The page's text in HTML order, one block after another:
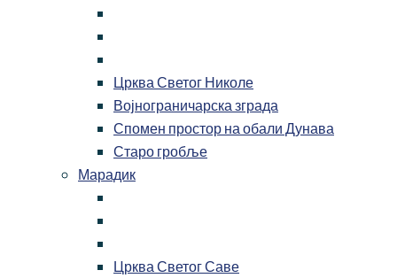
Црква Светог Николе
Војнограничарска зграда
Спомен простор на обали Дунава
Старо гробље
Марадик
Црква Светог Саве